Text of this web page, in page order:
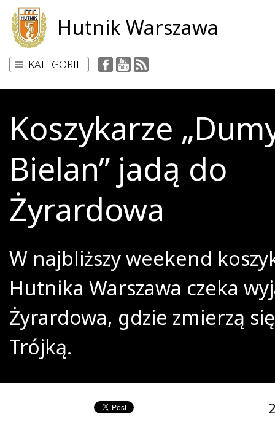
Hutnik Warszawa
KATEGORIE
Koszykarze
Bielan” jadą do
Żyrardowa
W najbliższy weekend
Hutnika Warszawa czeka
Żyrardowa, gdzie zmierzą
Trójką.